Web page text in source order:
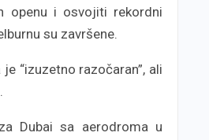
openu i osvojiti rekordni
su završene.
“izuzetno razočaran”, ali
Dubai sa aerodroma u